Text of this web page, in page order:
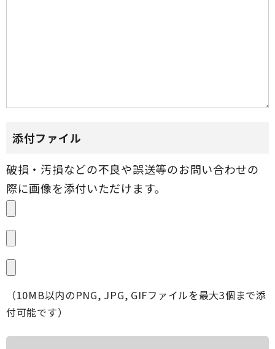
添付ファイル
（10MB以内のPNG, JPG, GIFファイルを最大3個まで添
付可能です）